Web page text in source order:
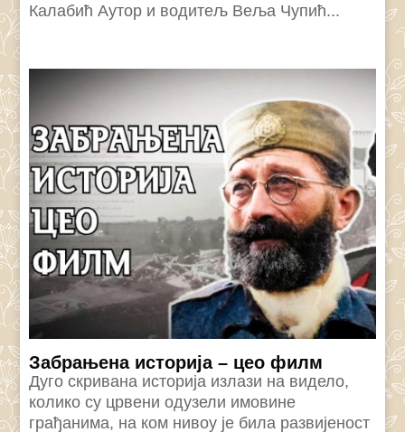
Калабић Аутор и водитељ Веља Чупић...
Забрањена историја – цео филм
Дуго скривана историја излази на видело,
колико су црвени одузели имовине
грађанима, на ком нивоу је била развијеност